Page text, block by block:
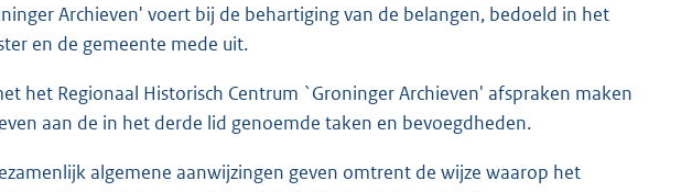
Archieven' voert bij de behartiging van de belangen, bedoeld in het
en de gemeente mede uit.
het Regionaal Historisch Centrum `Groninger Archieven' afspraken maken
aan de in het derde lid genoemde taken en bevoegdheden.
algemene aanwijzingen geven omtrent de wijze waarop het